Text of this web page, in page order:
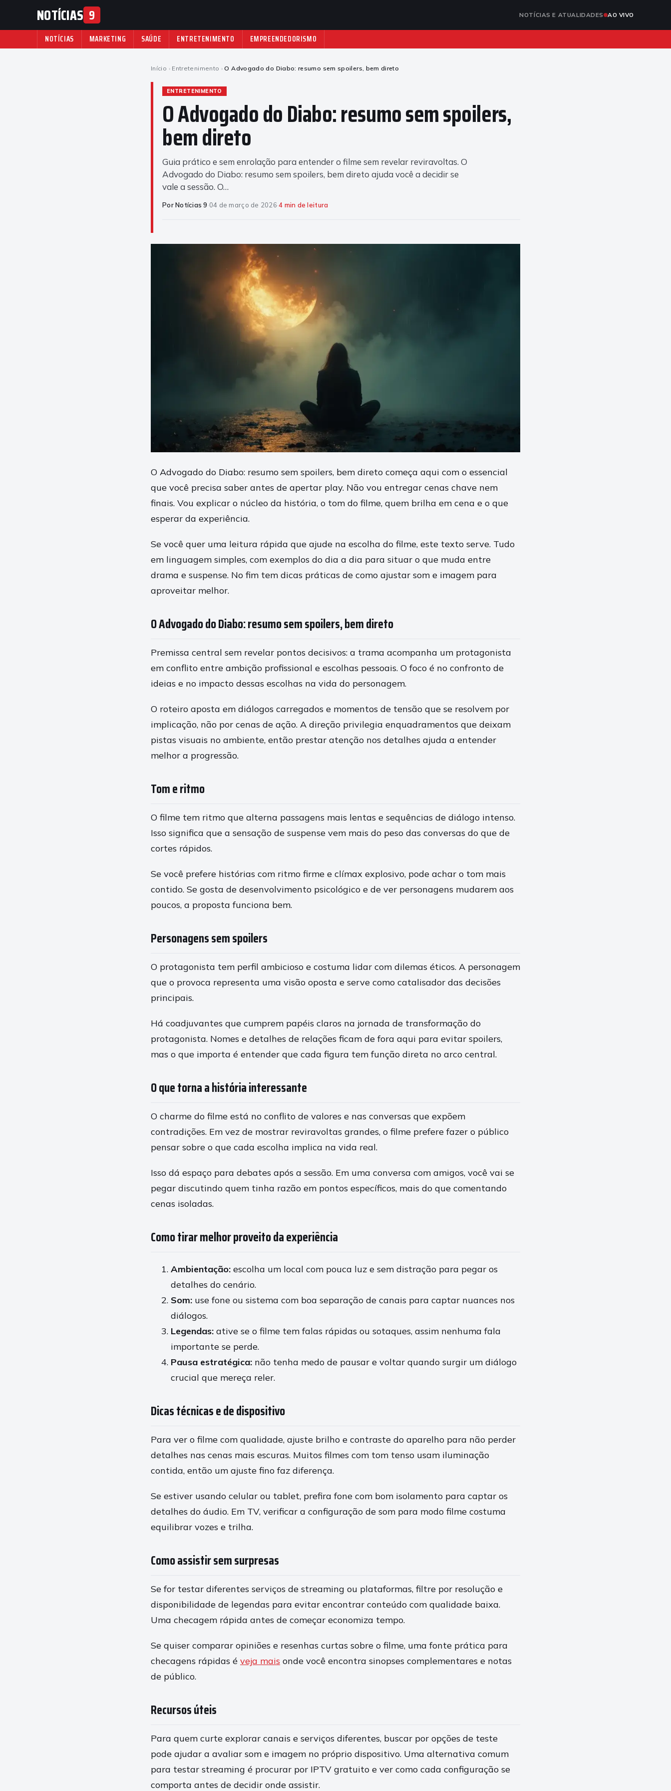
NOTÍCIAS 9 NOTÍCIAS E ATUALIDADES AO VIVO
NOTÍCIAS MARKETING SAÚDE ENTRETENIMENTO EMPREENDEDORISMO
Início › Entretenimento › O Advogado do Diabo: resumo sem spoilers, bem direto
ENTRETENIMENTO
O Advogado do Diabo: resumo sem spoilers,
bem direto
Guia prático e sem enrolação para entender o filme sem revelar reviravoltas. O
Advogado do Diabo: resumo sem spoilers, bem direto ajuda você a decidir se
vale a sessão. O…
Por Notícias 9·04 de março de 2026·4 min de leitura
O Advogado do Diabo: resumo sem spoilers, bem direto começa aqui com o essencial
que você precisa saber antes de apertar play. Não vou entregar cenas chave nem
finais. Vou explicar o núcleo da história, o tom do filme, quem brilha em cena e o que
esperar da experiência.
Se você quer uma leitura rápida que ajude na escolha do filme, este texto serve. Tudo
em linguagem simples, com exemplos do dia a dia para situar o que muda entre
drama e suspense. No fim tem dicas práticas de como ajustar som e imagem para
aproveitar melhor.
O Advogado do Diabo: resumo sem spoilers, bem direto
Premissa central sem revelar pontos decisivos: a trama acompanha um protagonista
em conflito entre ambição profissional e escolhas pessoais. O foco é no confronto de
ideias e no impacto dessas escolhas na vida do personagem.
O roteiro aposta em diálogos carregados e momentos de tensão que se resolvem por
implicação, não por cenas de ação. A direção privilegia enquadramentos que deixam
pistas visuais no ambiente, então prestar atenção nos detalhes ajuda a entender
melhor a progressão.
Tom e ritmo
O filme tem ritmo que alterna passagens mais lentas e sequências de diálogo intenso.
Isso significa que a sensação de suspense vem mais do peso das conversas do que de
cortes rápidos.
Se você prefere histórias com ritmo firme e clímax explosivo, pode achar o tom mais
contido. Se gosta de desenvolvimento psicológico e de ver personagens mudarem aos
poucos, a proposta funciona bem.
Personagens sem spoilers
O protagonista tem perfil ambicioso e costuma lidar com dilemas éticos. A personagem
que o provoca representa uma visão oposta e serve como catalisador das decisões
principais.
Há coadjuvantes que cumprem papéis claros na jornada de transformação do
protagonista. Nomes e detalhes de relações ficam de fora aqui para evitar spoilers,
mas o que importa é entender que cada figura tem função direta no arco central.
O que torna a história interessante
O charme do filme está no conflito de valores e nas conversas que expõem
contradições. Em vez de mostrar reviravoltas grandes, o filme prefere fazer o público
pensar sobre o que cada escolha implica na vida real.
Isso dá espaço para debates após a sessão. Em uma conversa com amigos, você vai se
pegar discutindo quem tinha razão em pontos específicos, mais do que comentando
cenas isoladas.
Como tirar melhor proveito da experiência
Ambientação: escolha um local com pouca luz e sem distração para pegar os
detalhes do cenário.
Som: use fone ou sistema com boa separação de canais para captar nuances nos
diálogos.
Legendas: ative se o filme tem falas rápidas ou sotaques, assim nenhuma fala
importante se perde.
Pausa estratégica: não tenha medo de pausar e voltar quando surgir um diálogo
crucial que mereça reler.
Dicas técnicas e de dispositivo
Para ver o filme com qualidade, ajuste brilho e contraste do aparelho para não perder
detalhes nas cenas mais escuras. Muitos filmes com tom tenso usam iluminação
contida, então um ajuste fino faz diferença.
Se estiver usando celular ou tablet, prefira fone com bom isolamento para captar os
detalhes do áudio. Em TV, verificar a configuração de som para modo filme costuma
equilibrar vozes e trilha.
Como assistir sem surpresas
Se for testar diferentes serviços de streaming ou plataformas, filtre por resolução e
disponibilidade de legendas para evitar encontrar conteúdo com qualidade baixa.
Uma checagem rápida antes de começar economiza tempo.
Se quiser comparar opiniões e resenhas curtas sobre o filme, uma fonte prática para
checagens rápidas é veja mais onde você encontra sinopses complementares e notas
de público.
Recursos úteis
Para quem curte explorar canais e serviços diferentes, buscar por opções de teste
pode ajudar a avaliar som e imagem no próprio dispositivo. Uma alternativa comum
para testar streaming é procurar por IPTV gratuito e ver como cada configuração se
comporta antes de decidir onde assistir.